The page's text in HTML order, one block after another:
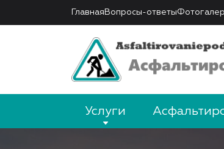
Главная Вопросы-ответы
Услуги